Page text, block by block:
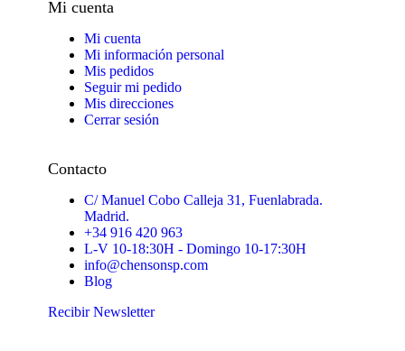
Mi cuenta
Mi cuenta
Mi información personal
Mis pedidos
Seguir mi pedido
Mis direcciones
Cerrar sesión
Contacto
C/ Manuel Cobo Calleja 31, Fuenlabrada.
Madrid.
+34 916 420 963
L-V 10-18:30H - Domingo 10-17:30H
info@chensonsp.com
Blog
Recibir Newsletter